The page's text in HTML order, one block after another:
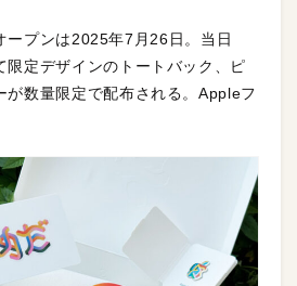
ープンは2025年7月26日。当日
限定デザインのトートバック、ピ
が数量限定で配布される。Appleフ